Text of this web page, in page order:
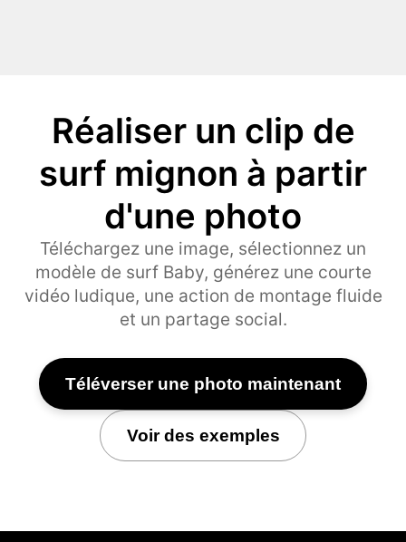
Réaliser un clip de
surf mignon à partir
d'une photo
Téléchargez une image, sélectionnez un
modèle de surf Baby, générez une courte
vidéo ludique, une action de montage fluide
et un partage social.
Téléverser une photo maintenant
Voir des exemples